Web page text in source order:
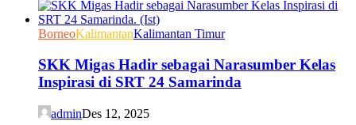
BorneoKalimantanKalimantan Timur
SKK Migas Hadir sebagai Narasumber Kelas
Inspirasi di SRT 24 Samarinda
adminDes 12, 2025